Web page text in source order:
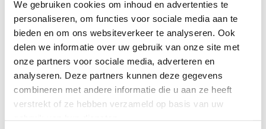
We gebruiken cookies om inhoud en advertenties te
personaliseren, om functies voor sociale media aan te
bieden en om ons websiteverkeer te analyseren. Ook
delen we informatie over uw gebruik van onze site met
onze partners voor sociale media, adverteren en
analyseren. Deze partners kunnen deze gegevens
combineren met andere informatie die u aan ze heeft
verstrekt of ze hebben verzameld op basis van uw
Het protocol beschrijft per vleermuissoort
het onderzoek dat nodig is om de
aanwezigheid vast te stellen. Zo geeft het
onder andere richtlijnen over het aantal
bezoeken, het onderzoeksmoment